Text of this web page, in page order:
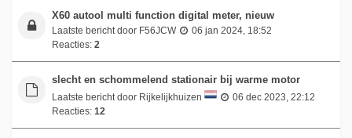
X60 autool multi function digital meter, nieuw
Laatste bericht door F56JCW
06 jan 2024, 18:52
Reacties: 2
slecht en schommelend stationair bij warme motor
Laatste bericht door Rijkelijkhuizen
06 dec 2023, 22:12
Reacties: 12